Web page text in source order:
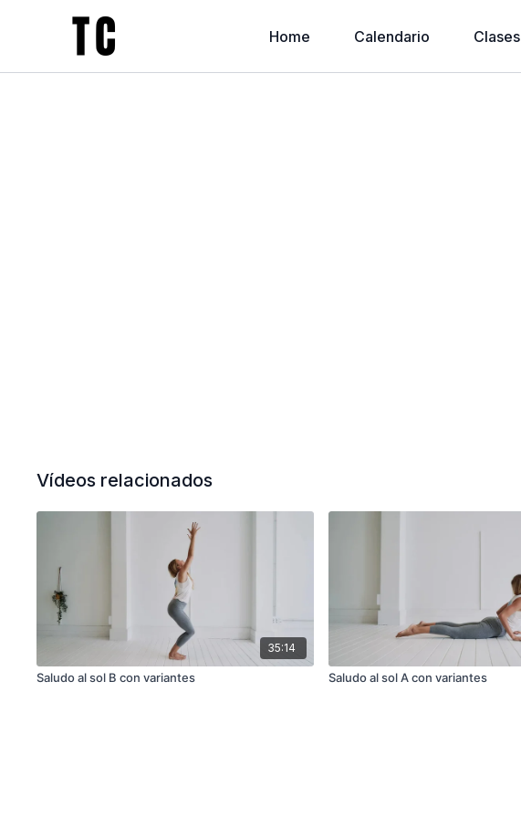
Home Calendario Clases
Vídeos relacionados
35:14
Saludo al sol B con variantes Saludo al sol A con variantes